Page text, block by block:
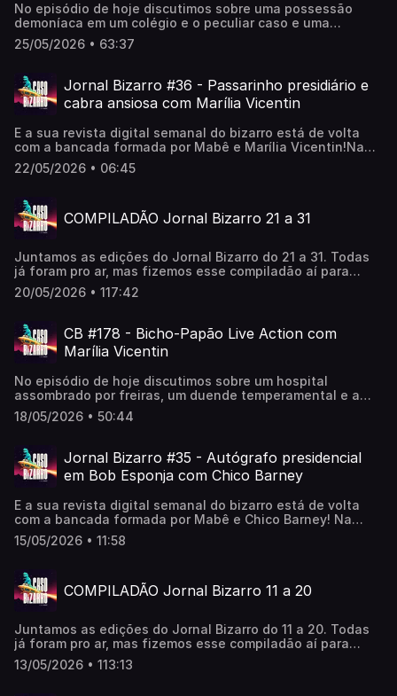
No episódio de hoje discutimos sobre uma possessão
demoníaca em um colégio e o peculiar caso e uma
pretensa demonologista em Curitiba!〰️Dicas Bizarras:▪️O
Segredo de Widow's Bay ▫️ Apple TV (Mabê)▪️O Segredo de
▫️ Prime Vídeo (Fi)▪️Pornografia Auditiva, Álbum de Bia Soull
+ Muito Romântico, EP de Maui (Fi)▪️Big Mistakes ▫️ Netflix
(Chico)〰️📽️ youtube.com/@CasoBizarro👽
25/05/2026 • 63:37
Jornal Bizarro #36 - Passarinho presidiário e
cabra ansiosa com Marília Vicentin
E a sua revista digital semanal do bizarro está de volta
com a bancada formada por Mabê e Marília Vicentin!Na
edição desta semana, um passarinho presidiário e a
solução para a ansiedade de uma cabra!〰️📽️
orelo.cc/casobizarro
22/05/2026 • 06:45
COMPILADÃO Jornal Bizarro 21 a 31
Juntamos as edições do Jornal Bizarro do 21 a 31. Todas
já foram pro ar, mas fizemos esse compiladão aí para
relembrar =)Gostou? Comenta aí
20/05/2026 • 117:42
CB #178 - Bicho-Papão Live Action com
Marília Vicentin
No episódio de hoje discutimos sobre um hospital
assombrado por freiras, um duende temperamental e a
versão live action do Bicho-papão!〰️Dicas Bizarras:▪️Os
Testamentos: Das Filhas de Gilead ▫️ Disney+ (Mali)▪️Treta
Netflix (Mabê)〰️📽️ youtube.com/@CasoBizarro👽
apoia.se/casobizarro🛸 orelo.cc/casobizarro
18/05/2026 • 50:44
Jornal Bizarro #35 - Autógrafo presidencial
em Bob Esponja com Chico Barney
E a sua revista digital semanal do bizarro está de volta
com a bancada formada por Mabê e Chico Barney! Na
edição desta semana, um rapper pede autógrafo em seu
Bob Esponja e um tronco animalesco!〰️📽️
orelo.cc/casobizarro
15/05/2026 • 11:58
COMPILADÃO Jornal Bizarro 11 a 20
Juntamos as edições do Jornal Bizarro do 11 a 20. Todas
já foram pro ar, mas fizemos esse compiladão aí para
relembrar =)Gostou? Comenta aí
13/05/2026 • 113:13